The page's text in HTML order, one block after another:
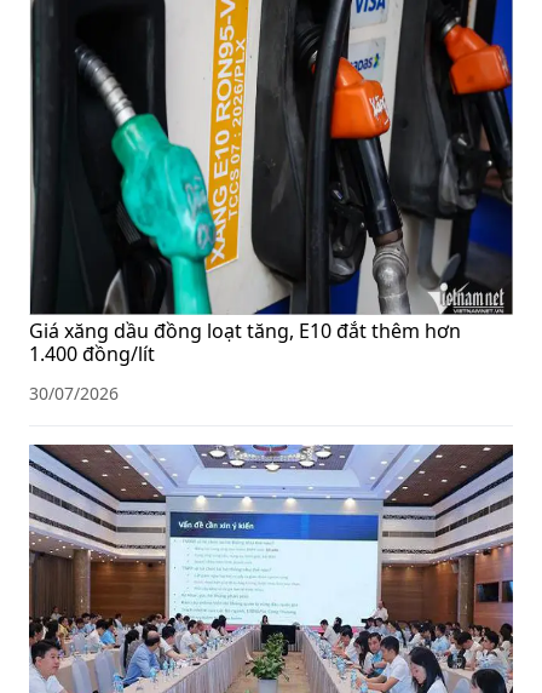
Giá xăng dầu đồng loạt tăng, E10 đắt thêm hơn
1.400 đồng/lít
30/07/2026